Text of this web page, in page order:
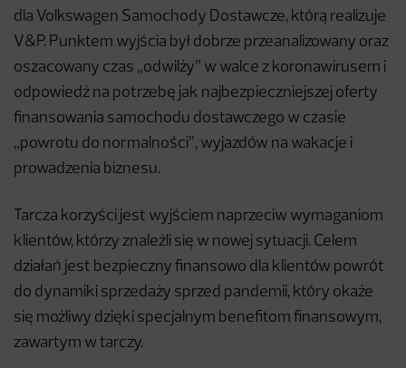
dla Volkswagen Samochody Dostawcze, którą realizuje
V&P. Punktem wyjścia był dobrze przeanalizowany oraz
oszacowany czas „odwilży” w walce z koronawirusem i
odpowiedź na potrzebę jak najbezpieczniejszej oferty
finansowania samochodu dostawczego w czasie
„powrotu do normalności”, wyjazdów na wakacje i
prowadzenia biznesu.
Tarcza korzyści jest wyjściem naprzeciw wymaganiom
klientów, którzy znaleźli się w nowej sytuacji. Celem
działań jest bezpieczny finansowo dla klientów powrót
do dynamiki sprzedaży sprzed pandemii, który okaże
się możliwy dzięki specjalnym benefitom finansowym,
zawartym w tarczy.